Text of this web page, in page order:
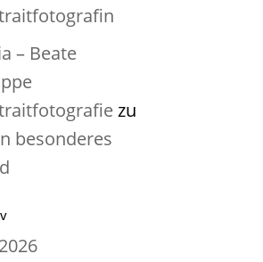
– Beate
zu
besonderes